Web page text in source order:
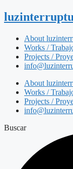
About
Works /
Projects /
About
Works /
Projects /
Buscar